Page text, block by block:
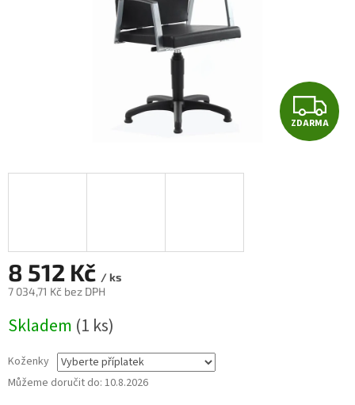
Z
D
ZDARMA
8 512 Kč / ks
7 034,71 Kč bez DPH
cena:
Skladem (1 ks)
Koženky
Můžeme doručit do: 10.8.2026